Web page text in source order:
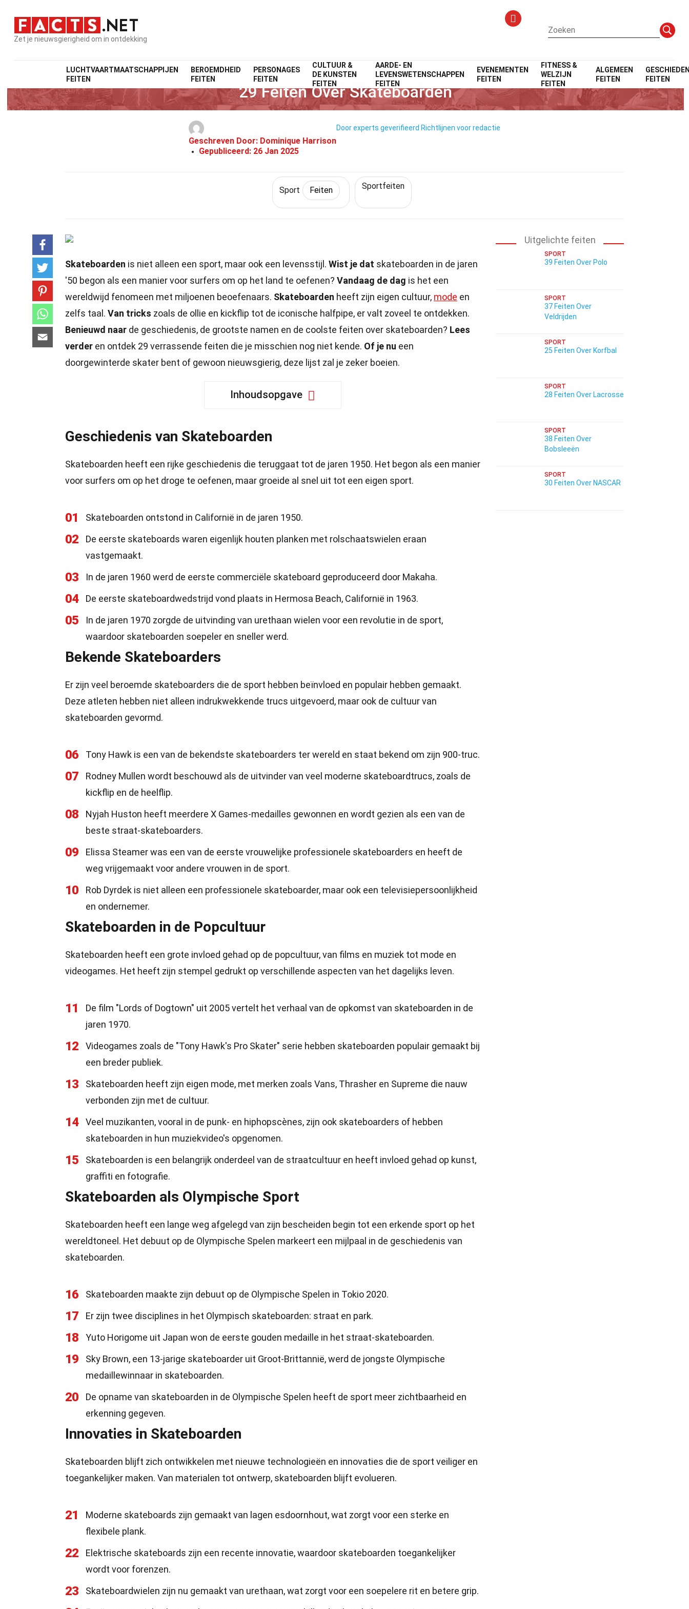
Zet je nieuwsgierigheid om in ontdekking
LUCHTVAARTMAATSCHAPPIJEN
FEITEN
BEROEMDHEID
FEITEN
PERSONAGES
FEITEN
CULTUUR &
DE KUNSTEN
FEITEN
AARDE- EN
LEVENSWETENSCHAPPEN
FEITEN
EVENEMENTEN
FEITEN
FITNESS &
WELZIJN
FEITEN
ALGEMEEN
FEITEN
FEITEN
Home LevensstijlFeiten SportFeiten
29 Feiten Over Skateboarden
Geschreven Door: Dominique Harrison
Gepubliceerd: 26 Jan 2025
Door experts geverifieerd Richtlijnen voor redactie
Sport Feiten Sportfeiten
Skateboarden is niet alleen een sport, maar ook een levensstijl. Wist je dat skateboarden in de jaren
'50 begon als een manier voor surfers om op het land te oefenen? Vandaag de dag is het een
wereldwijd fenomeen met miljoenen beoefenaars. Skateboarden heeft zijn eigen cultuur, mode en
zelfs taal. Van tricks zoals de ollie en kickflip tot de iconische halfpipe, er valt zoveel te ontdekken.
Benieuwd naar de geschiedenis, de grootste namen en de coolste feiten over skateboarden? Lees
verder en ontdek 29 verrassende feiten die je misschien nog niet kende. Of je nu een
doorgewinterde skater bent of gewoon nieuwsgierig, deze lijst zal je zeker boeien.
Inhoudsopgave
Geschiedenis van Skateboarden
Skateboarden heeft een rijke geschiedenis die teruggaat tot de jaren 1950. Het begon als een manier
voor surfers om op het droge te oefenen, maar groeide al snel uit tot een eigen sport.
01 Skateboarden ontstond in Californië in de jaren 1950.
02
De eerste skateboards waren eigenlijk houten planken met rolschaatswielen eraan
vastgemaakt.
03 In de jaren 1960 werd de eerste commerciële skateboard geproduceerd door Makaha.
04 De eerste skateboardwedstrijd vond plaats in Hermosa Beach, Californië in 1963.
05
In de jaren 1970 zorgde de uitvinding van urethaan wielen voor een revolutie in de sport,
waardoor skateboarden soepeler en sneller werd.
Bekende Skateboarders
Er zijn veel beroemde skateboarders die de sport hebben beïnvloed en populair hebben gemaakt.
Deze atleten hebben niet alleen indrukwekkende trucs uitgevoerd, maar ook de cultuur van
skateboarden gevormd.
06 Tony Hawk is een van de bekendste skateboarders ter wereld en staat bekend om zijn 900-truc.
07
Rodney Mullen wordt beschouwd als de uitvinder van veel moderne skateboardtrucs, zoals de
kickflip en de heelflip.
08
Nyjah Huston heeft meerdere X Games-medailles gewonnen en wordt gezien als een van de
beste straat-skateboarders.
09
Elissa Steamer was een van de eerste vrouwelijke professionele skateboarders en heeft de
weg vrijgemaakt voor andere vrouwen in de sport.
10
Rob Dyrdek is niet alleen een professionele skateboarder, maar ook een televisiepersoonlijkheid
en ondernemer.
Skateboarden in de Popcultuur
Skateboarden heeft een grote invloed gehad op de popcultuur, van films en muziek tot mode en
videogames. Het heeft zijn stempel gedrukt op verschillende aspecten van het dagelijks leven.
11
De film "Lords of Dogtown" uit 2005 vertelt het verhaal van de opkomst van skateboarden in de
jaren 1970.
12
Videogames zoals de "Tony Hawk's Pro Skater" serie hebben skateboarden populair gemaakt bij
een breder publiek.
13
Skateboarden heeft zijn eigen mode, met merken zoals Vans, Thrasher en Supreme die nauw
verbonden zijn met de cultuur.
14
Veel muzikanten, vooral in de punk- en hiphopscènes, zijn ook skateboarders of hebben
skateboarden in hun muziekvideo's opgenomen.
15
Skateboarden is een belangrijk onderdeel van de straatcultuur en heeft invloed gehad op kunst,
graffiti en fotografie.
Skateboarden als Olympische Sport
Skateboarden heeft een lange weg afgelegd van zijn bescheiden begin tot een erkende sport op het
wereldtoneel. Het debuut op de Olympische Spelen markeert een mijlpaal in de geschiedenis van
skateboarden.
16 Skateboarden maakte zijn debuut op de Olympische Spelen in Tokio 2020.
17 Er zijn twee disciplines in het Olympisch skateboarden: straat en park.
18 Yuto Horigome uit Japan won de eerste gouden medaille in het straat-skateboarden.
19
Sky Brown, een 13-jarige skateboarder uit Groot-Brittannië, werd de jongste Olympische
medaillewinnaar in skateboarden.
20
De opname van skateboarden in de Olympische Spelen heeft de sport meer zichtbaarheid en
erkenning gegeven.
Innovaties in Skateboarden
Skateboarden blijft zich ontwikkelen met nieuwe technologieën en innovaties die de sport veiliger en
toegankelijker maken. Van materialen tot ontwerp, skateboarden blijft evolueren.
21
Moderne skateboards zijn gemaakt van lagen esdoornhout, wat zorgt voor een sterke en
flexibele plank.
22
Elektrische skateboards zijn een recente innovatie, waardoor skateboarden toegankelijker
wordt voor forenzen.
23 Skateboardwielen zijn nu gemaakt van urethaan, wat zorgt voor een soepelere rit en betere grip.
Uitgelichte feiten
SPORT
39 Feiten Over Polo
SPORT
37 Feiten Over
Veldrijden
SPORT
25 Feiten Over Korfbal
SPORT
28 Feiten Over Lacrosse
SPORT
38 Feiten Over
Bobsleeën
SPORT
30 Feiten Over NASCAR